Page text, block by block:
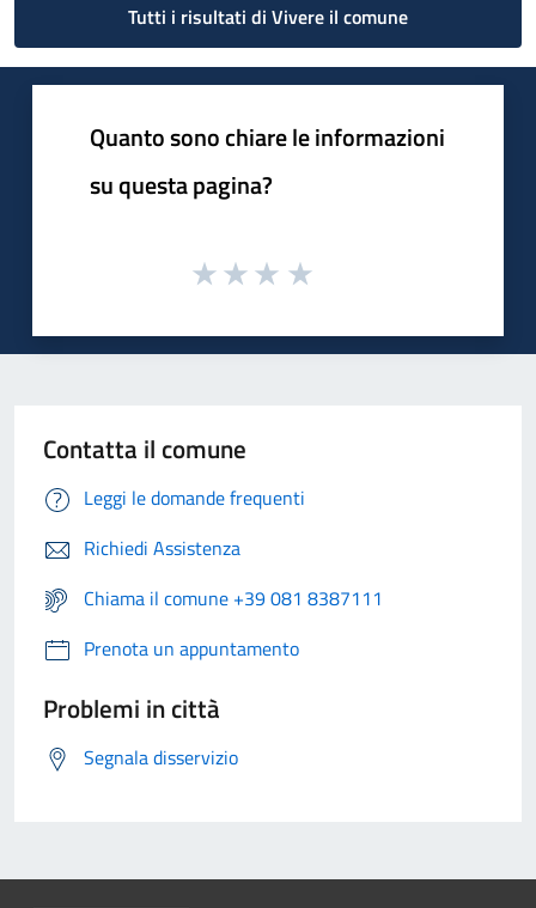
Tutti i risultati di Vivere il comune
Quanto sono chiare le informazioni
su questa pagina?
Contatta il comune
Leggi le domande frequenti
Richiedi Assistenza
Chiama il comune +39 081 8387111
Prenota un appuntamento
Problemi in città
Segnala disservizio